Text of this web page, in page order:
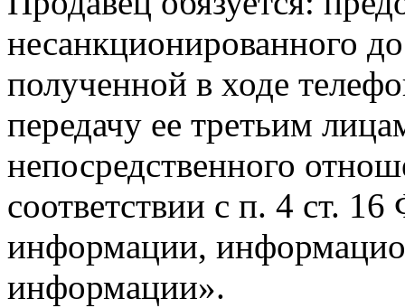
несанкционированного
полученной в ходе
передачу ее третьим
непосредственного
соответствии с п. 4 ст.
информации,
информации».